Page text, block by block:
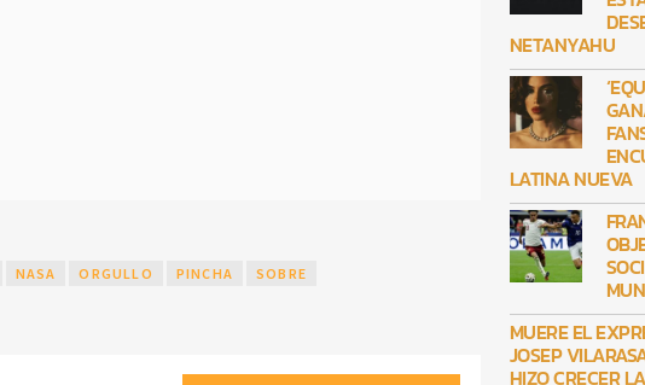
NASA ORGULLO PINCHA SOBRE
NETANYAHU
LATINA NUEVA
MUERE EL
JOSEP
HIZO CRECER